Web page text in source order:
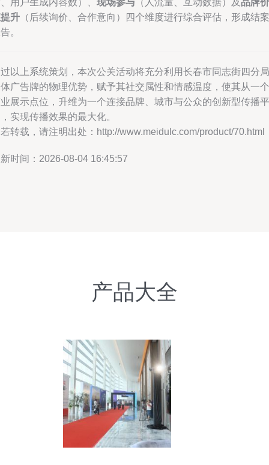
用户生成内容数）、 现场参与 （人流量、互动数据）及 品牌价
升 （后续询价、合作意向）四个维度进行综合评估，形成结案
。
以上系统策划，本次公关活动将充分利用长春市同志街四分局
广告牌的物理优势，赋予其社交属性和情感温度，使其从一个
展示点位，升维为一个连接品牌、城市与公众的创新型传播平
实现传播效果的最大化。
转载，请注明出处：http://www.meidulc.com/product/70.html
时间：2026-08-04 16:45:57
产品大全